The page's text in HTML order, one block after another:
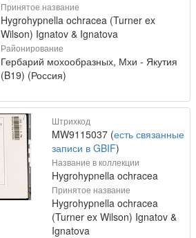
Принятое название
Hygrohypnella ochracea (Turner ex
Wilson) Ignatov & Ignatova
Районирование
Гербарий мохообразных, Мхи - Якутия
(B19) (Россия)
Штрихкод
MW9115037 (есть связанные
записи в GBIF)
Название в коллекции
Hygrohypnella ochracea
Принятое название
Hygrohypnella ochracea
(Turner ex Wilson) Ignatov &
Ignatova